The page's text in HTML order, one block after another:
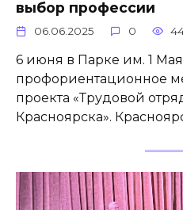
выбор профессии
06.06.2025 0
6 июня в Парке им. 1 Мая
профориентационное
проекта «Трудовой
Красноярска».